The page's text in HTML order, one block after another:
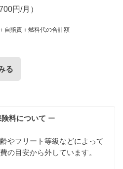
円/月）
自賠責＋燃料代の合計額
る
の算出根拠
料について ー
やフリート等級などによって
の目安から外しています。